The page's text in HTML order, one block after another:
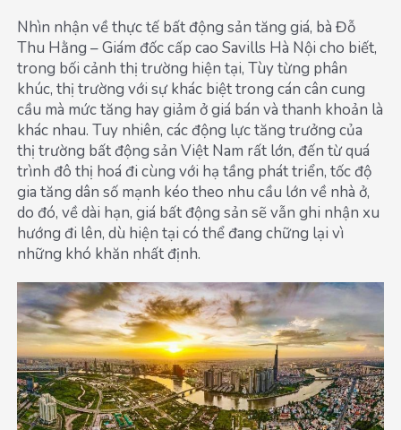
Nhìn nhận về thực tế bất động sản tăng giá, bà Đỗ
Thu Hằng – Giám đốc cấp cao Savills Hà Nội cho biết,
trong bối cảnh thị trường hiện tại, Tùy từng phân
khúc, thị trường với sự khác biệt trong cán cân cung
cầu mà mức tăng hay giảm ở giá bán và thanh khoản là
khác nhau. Tuy nhiên, các động lực tăng trưởng của
thị trường bất động sản Việt Nam rất lớn, đến từ quá
trình đô thị hoá đi cùng với hạ tầng phát triển, tốc độ
gia tăng dân số mạnh kéo theo nhu cầu lớn về nhà ở,
do đó, về dài hạn, giá bất động sản sẽ vẫn ghi nhận xu
hướng đi lên, dù hiện tại có thể đang chững lại vì
những khó khăn nhất định.